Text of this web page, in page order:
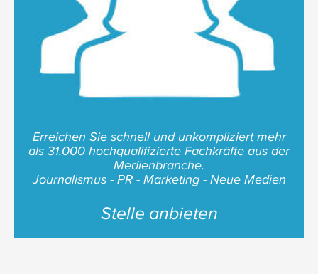
Erreichen Sie schnell und unkompliziert mehr
als 31.000 hochqualifizierte Fachkräfte aus der
Medienbranche.
Journalismus - PR - Marketing - Neue Medien
Stelle anbieten